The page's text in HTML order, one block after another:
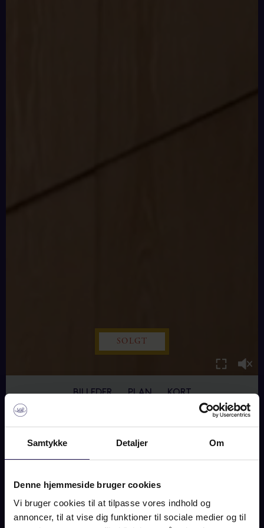
Samtykke Detaljer Om
Denne hjemmeside bruger cookies
Vi bruger cookies til at tilpasse vores indhold og
annoncer, til at vise dig funktioner til sociale medier og til
SOLGT
BILLEDER PLAN KORT
KALUNDBORGVEJ 44, 4300
HOLBÆK
SOLGT